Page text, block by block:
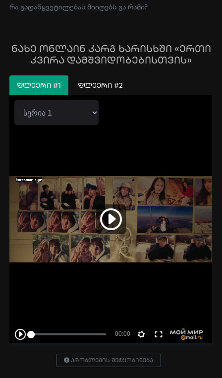
რა გადაწყვეტილებას მიიღებს გა რამი?
ნახე ონლაინ კარგ ხარისხში «ერთი
კვირა დამშვიდობებისთვის»
ᲤᲚᲔᲔᲠᲘ #1 ᲤᲚᲔᲔᲠᲘ #2
პრობლემის შეტყობინება